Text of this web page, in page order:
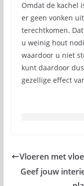
Omdat de kachel
er geen vonken
terechtkomen.
u weinig hout
waardoor u niet
kunt daardoor
gezellige effect
Vloeren met
Geef jouw